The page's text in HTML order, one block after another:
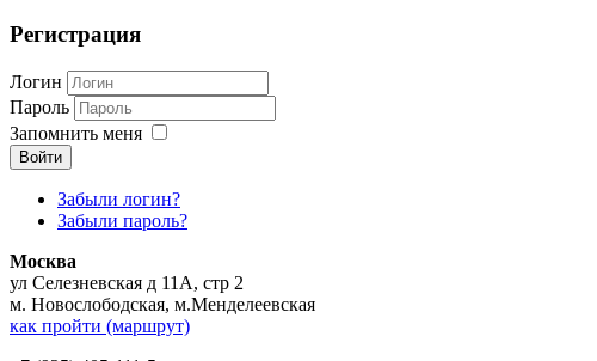
Регистрация
Логин
Пароль
Запомнить меня
Войти
Забыли логин?
Забыли пароль?
Москва
ул Селезневская д 11А, стр 2
м. Новослободская, м.Менделеевская
как пройти (маршрут)